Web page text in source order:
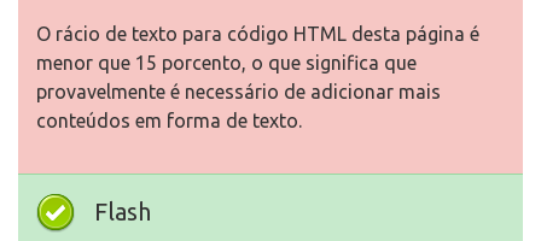
O rácio de texto para código HTML desta página é
menor que 15 porcento, o que significa que
provavelmente é necessário de adicionar mais
conteúdos em forma de texto.
Flash